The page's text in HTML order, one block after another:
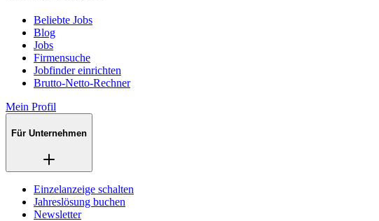
Beliebte Jobs
Blog
Jobs
Firmensuche
Jobfinder einrichten
Brutto-Netto-Rechner
Mein Profil
Für Unternehmen
Einzelanzeige schalten
Jahreslösung buchen
Newsletter